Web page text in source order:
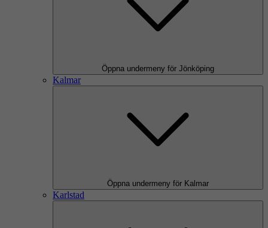
Öppna undermeny för Jönköping
Kalmar
Öppna undermeny för Kalmar
Karlstad